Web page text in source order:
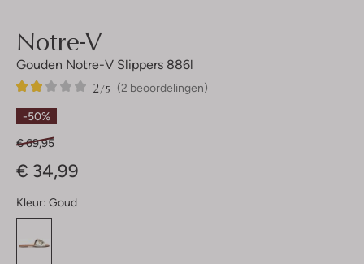
Notre-V
Gouden Notre-V Slippers 886l
(2 beoordelingen)
2/5
2
2
Sterren
-50%
€ 69,95
€ 34,99
Kleur: Goud